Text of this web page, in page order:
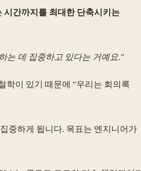
시간까지를 최대한 단축시키는
는 데 집중하고 있다는 거예요."
학이 있기 때문에 "우리는 회의록
중하게 됩니다. 목표는 엔지니어가